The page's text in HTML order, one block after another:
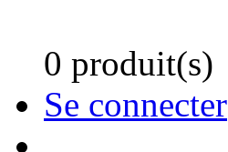
0 produit(s)
Se connecter